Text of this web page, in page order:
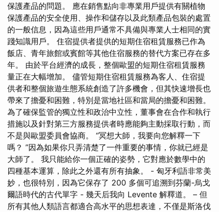
保護產品的問題。 應在銷售點向非專業用戶提供有關植物
保護產品的安全使用、操作和儲存以及此類產品包裝的處置
的一般信息，因為這些用戶通常不具備與專業人士相同的實
踐知識用戶。 住宿提供者提供的短期住宿租賃服務已作為
飯店、青年旅館或賓館等其他住宿服務的替代方案已存在多
年。 由於平台經濟的成長，整個歐盟的短期住宿租賃服務
量正在大幅增加。 儘管短期住宿租賃服務為客人、住宿提
供者和整個旅遊生態系統創造了許多機會，但其快速增長也
帶來了擔憂和困難，特別是當地社區和當局的擔憂和困難。
為了確保監管的獨立性和政治中立性，董事會在合作和執行
措施以及針對第三方服務提供者時應能夠主動採取行動，而
不是與歐盟委員會協商。 “冥想大師，我要向您解釋一下
嗎？ ”因為如果你只弄清楚了一件重要的事情，你就已經是
大師了。 我只能給你一個正確的姿勢，它對應於數學中的
四種基本運算，除此之外還有所有抽象。 - 匈牙利語非常美
妙，也很特別，因為它保存了 200 多個可追溯到芬蘭-烏戈
爾語時代的古代單字 - 幾天后我向 Levente 解釋道。 – 但
所有其他人類語言都適合高水平的思想表達，不僅是斯洛伐